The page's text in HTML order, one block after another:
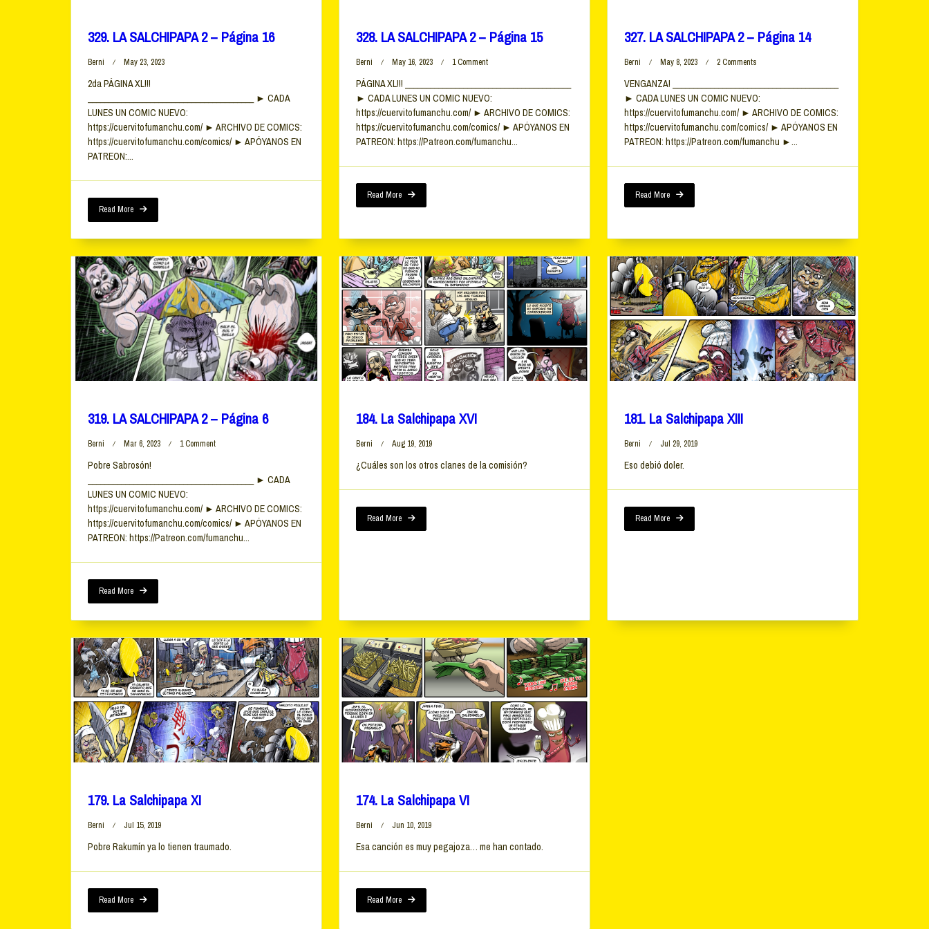
329. LA SALCHIPAPA 2 – Página 16
Berni May 23, 2023
2da PÁGINA XL!!!
________________________________________ ► CADA
LUNES UN COMIC NUEVO:
https://cuervitofumanchu.com/ ► ARCHIVO DE COMICS:
https://cuervitofumanchu.com/comics/ ► APÓYANOS EN
PATREON:...
Read More
328. LA SALCHIPAPA 2 – Página 15
Berni May 16, 2023 1 CommentOn
LA
SALCHIPAPA
2
–
Página
15
PÁGINA XL!!! ________________________________________
► CADA LUNES UN COMIC NUEVO:
https://cuervitofumanchu.com/ ► ARCHIVO DE COMICS:
https://cuervitofumanchu.com/comics/ ► APÓYANOS EN
PATREON: https://Patreon.com/fumanchu...
Read More
327. LA SALCHIPAPA 2 – Página 14
Berni May 8, 2023 2 CommentsOn
LA
SALCHIPAPA
2
–
Página
14
VENGANZA! ________________________________________
► CADA LUNES UN COMIC NUEVO:
https://cuervitofumanchu.com/ ► ARCHIVO DE COMICS:
https://cuervitofumanchu.com/comics/ ► APÓYANOS EN
PATREON: https://Patreon.com/fumanchu ►...
Read More
319. LA SALCHIPAPA 2 – Página 6
Berni Mar 6, 2023 1 CommentOn
–
Página
6
Pobre Sabrosón!
________________________________________ ► CADA
LUNES UN COMIC NUEVO:
https://cuervitofumanchu.com/ ► ARCHIVO DE COMICS:
https://cuervitofumanchu.com/comics/ ► APÓYANOS EN
PATREON: https://Patreon.com/fumanchu...
Read More
184. La Salchipapa XVI
Berni Aug 19, 2019
¿Cuáles son los otros clanes de la comisión?
Read More
181. La Salchipapa XIII
Berni Jul 29, 2019
Eso debió doler.
Read More
179. La Salchipapa XI
Berni Jul 15, 2019
Pobre Rakumín ya lo tienen traumado.
Read More
174. La Salchipapa VI
Berni Jun 10, 2019
Esa canción es muy pegajoza… me han contado.
Read More